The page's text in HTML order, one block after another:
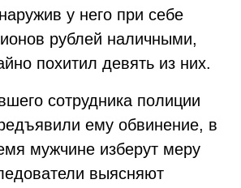
у него при себе
рублей наличными,
похитил девять из них.
сотрудника полиции
ему обвинение, в
мужчине изберут меру
выясняют